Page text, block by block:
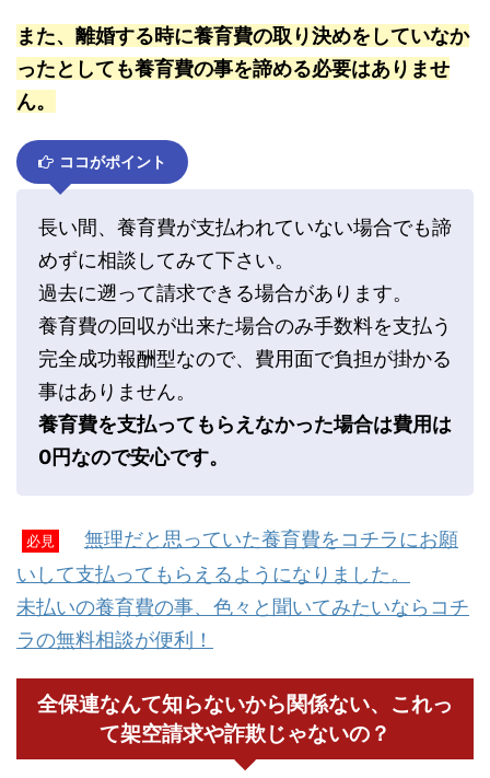
また、離婚する時に養育費の取り決めをしていなか
ったとしても養育費の事を諦める必要はありませ
ん。
ココがポイント
長い間、養育費が支払われていない場合でも諦
めずに相談してみて下さい。
過去に遡って請求できる場合があります。
養育費の回収が出来た場合のみ手数料を支払う
完全成功報酬型なので、費用面で負担が掛かる
事はありません。
養育費を支払ってもらえなかった場合は費用は
0円なので安心です。
必見
無理だと思っていた養育費をコチラにお願
いして支払ってもらえるようになりました。
未払いの養育費の事、色々と聞いてみたいならコチ
ラの無料相談が便利！
全保連なんて知らないから関係ない、これっ
て架空請求や詐欺じゃないの？